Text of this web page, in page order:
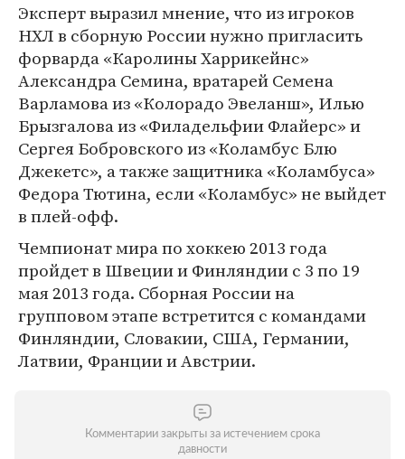
Эксперт выразил мнение, что из игроков
НХЛ в сборную России нужно пригласить
форварда «Каролины Харрикейнс»
Александра Семина, вратарей Семена
Варламова из «Колорадо Эвеланш», Илью
Брызгалова из «Филадельфии Флайерс» и
Сергея Бобровского из «Коламбус Блю
Джекетс», а также защитника «Коламбуса»
Федора Тютина, если «Коламбус» не выйдет
в плей-офф.
Чемпионат мира по хоккею 2013 года
пройдет в Швеции и Финляндии с 3 по 19
мая 2013 года. Сборная России на
групповом этапе встретится с командами
Финляндии, Словакии, США, Германии,
Латвии, Франции и Австрии.
Комментарии закрыты за истечением срока
давности